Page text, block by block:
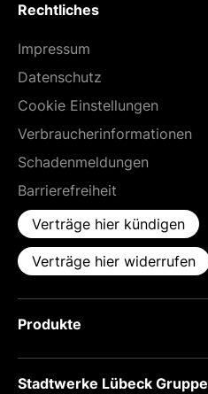
Rechtliches
Impressum
Datenschutz
Cookie Einstellungen
Verbraucherinformationen
Schadenmeldungen
Barrierefreiheit
Verträge hier kündigen
Verträge hier widerrufen
Produkte
Strom
Stadtwerke Lübeck Gruppe